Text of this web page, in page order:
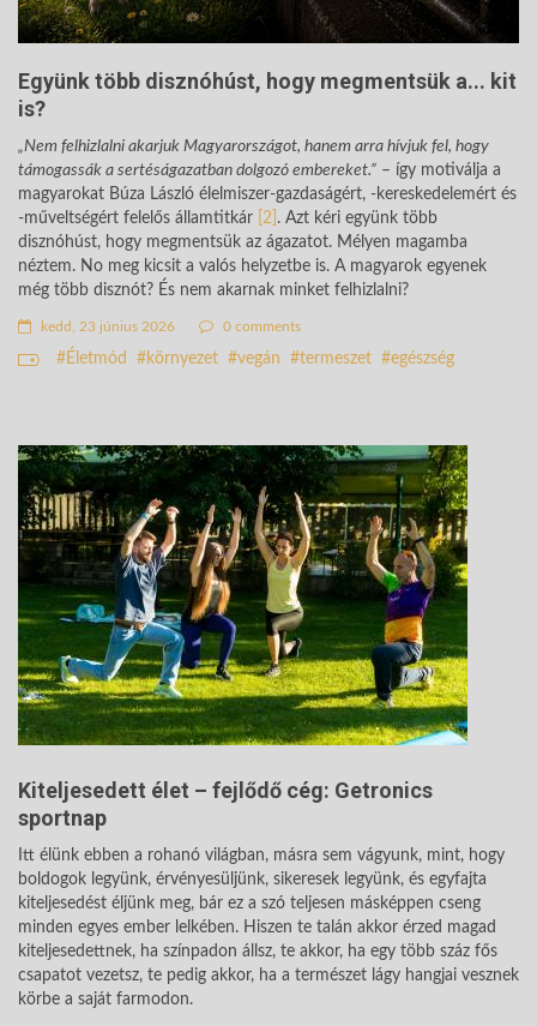
Együnk több disznóhúst, hogy megmentsük a... kit
is?
„Nem felhizlalni akarjuk Magyarországot, hanem arra hívjuk fel, hogy
támogassák a sertéságazatban dolgozó embereket.” – így motiválja a
magyarokat Búza László élelmiszer-gazdaságért, -kereskedelemért és
-műveltségért felelős államtitkár [2] . Azt kéri együnk több
disznóhúst, hogy megmentsük az ágazatot. Mélyen magamba
néztem. No meg kicsit a valós helyzetbe is. A magyarok egyenek
még több disznót? És nem akarnak minket felhizlalni?
kedd, 23 június 2026 0 comments
Életmód környezet vegán termeszet egészség
Kiteljesedett élet – fejlődő cég: Getronics
sportnap
Itt élünk ebben a rohanó világban, másra sem vágyunk, mint, hogy
boldogok legyünk, érvényesüljünk, sikeresek legyünk, és egyfajta
kiteljesedést éljünk meg, bár ez a szó teljesen másképpen cseng
minden egyes ember lelkében. Hiszen te talán akkor érzed magad
kiteljesedettnek, ha színpadon állsz, te akkor, ha egy több száz fős
csapatot vezetsz, te pedig akkor, ha a természet lágy hangjai vesznek
körbe a saját farmodon.